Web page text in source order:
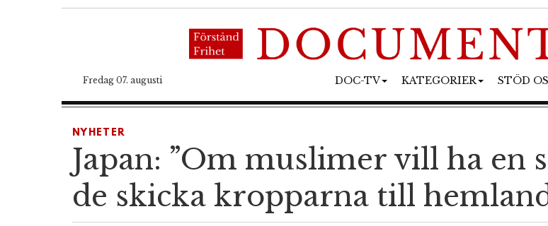
Fredag 07. augusti DOC-TV KATEGORIER STÖD
NYHETER
Japan: ”Om muslimer vill ha en
de skicka kropparna till